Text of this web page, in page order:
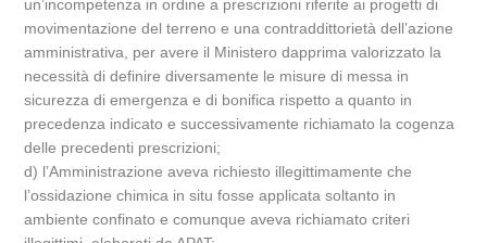
un’incompetenza in ordine a prescrizioni riferite ai progetti di
movimentazione del terreno e una contraddittorietà dell’azione
amministrativa, per avere il Ministero dapprima valorizzato la
necessità di definire diversamente le misure di messa in
sicurezza di emergenza e di bonifica rispetto a quanto in
precedenza indicato e successivamente richiamato la cogenza
delle precedenti prescrizioni;
d) l’Amministrazione aveva richiesto illegittimamente che
l’ossidazione chimica in situ fosse applicata soltanto in
ambiente confinato e comunque aveva richiamato criteri